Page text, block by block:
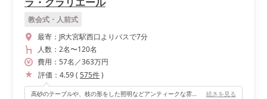
教会式・人前式
最寄： JR大宮駅西口よりバスで7分
人数： 2名〜120名
費用： 57名 ／363万円
評価： 4.59( 575件)
高砂のテーブルや、枝の形をした照明などアンティークな雰囲気で暖かみのある披露宴会場が本当に素敵です。グランドピアノが置いてあるので、食事中はピアノを弾いていただき贅沢な時間を過ごせました。 続きを見る